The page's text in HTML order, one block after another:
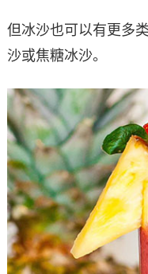
但冰沙也可以有更多
沙或焦糖冰沙。